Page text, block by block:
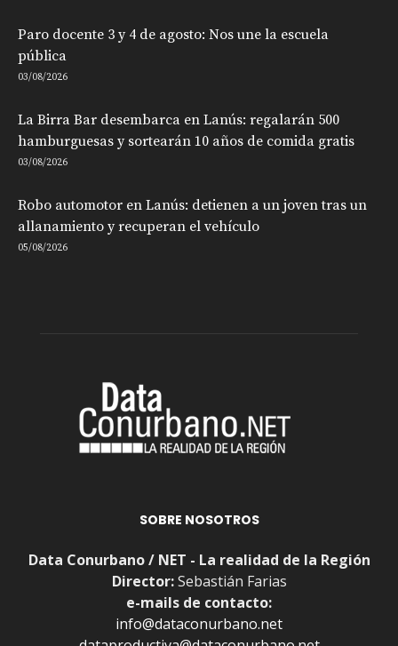
Paro docente 3 y 4 de agosto: Nos une la escuela
pública
03/08/2026
La Birra Bar desembarca en Lanús: regalarán 500
hamburguesas y sortearán 10 años de comida gratis
03/08/2026
Robo automotor en Lanús: detienen a un joven tras un
allanamiento y recuperan el vehículo
05/08/2026
SOBRE NOSOTROS
Data Conurbano / NET - La realidad de la Región
Director:Sebastián Farias
e-mails de contacto:
info@dataconurbano.net